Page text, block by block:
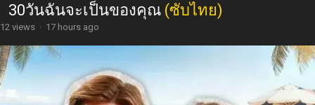
30วันฉันจะเป็นของคุณ (ซับไทย)
12 views · 17 hours ago